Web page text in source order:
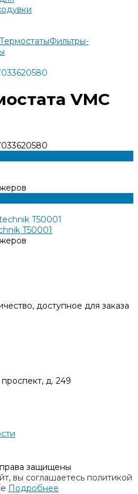
ТермостатыФильтры-
VMC
T50001
доступное для заказа
д. 249
защищены
вы соглашаетесь политикой
Подробнее